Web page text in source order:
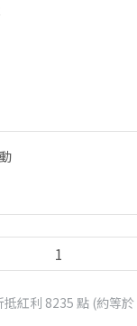
抵紅利 8235 點 (約等於